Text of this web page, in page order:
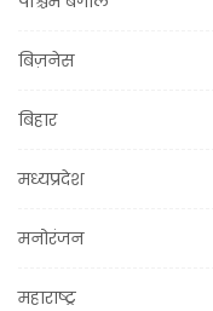
बिज़नेस
बिहार
मध्यप्रदेश
मनोरंजन
महाराष्ट्र